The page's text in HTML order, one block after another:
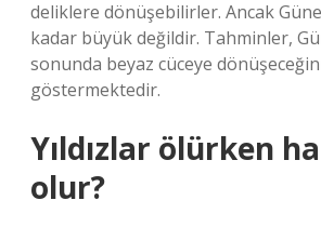
deliklere dönüşebilirler. Ancak
kadar büyük değildir. Tahminler,
sonunda beyaz cüceye
göstermektedir.
Yıldızlar ölürken
olur?